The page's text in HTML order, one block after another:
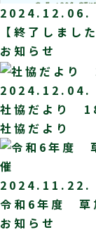
2024.12.06.
【終了しまし
お知らせ
2024.12.04.
社協だより
社協だより
2024.11.22.
令和6年度 草
お知らせ